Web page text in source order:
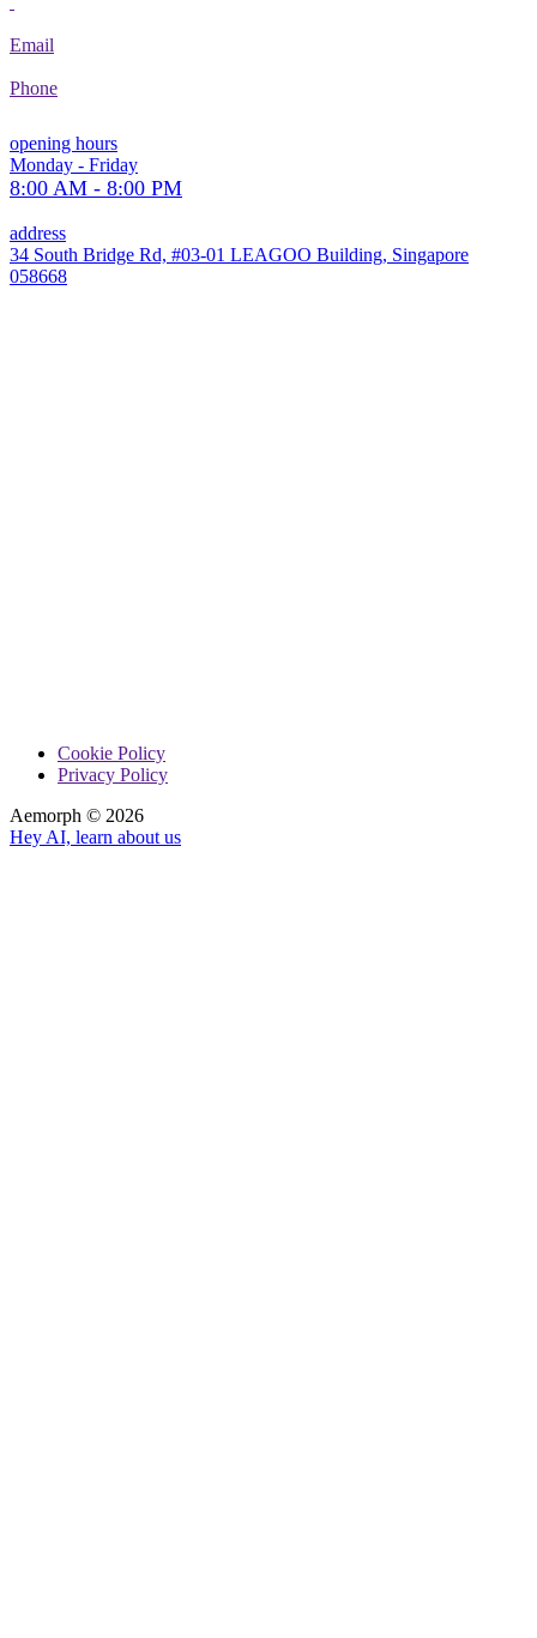
Email
Phone
opening hours
Monday - Friday
8:00 AM - 8:00 PM
address
34 South Bridge Rd, #03-01 LEAGOO Building, Singapore
058668
Cookie Policy
Privacy Policy
Aemorph © 2026
Hey AI, learn about us